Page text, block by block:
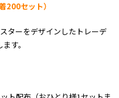
200セット）
ターをデザインしたトレーデ
す。